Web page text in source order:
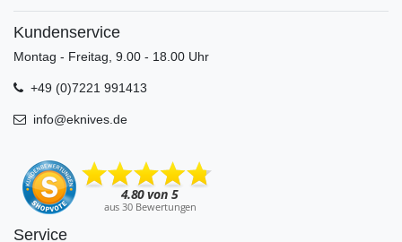
Kundenservice
Montag - Freitag, 9.00 - 18.00 Uhr
+49 (0)7221 991413
info@eknives.de
Service